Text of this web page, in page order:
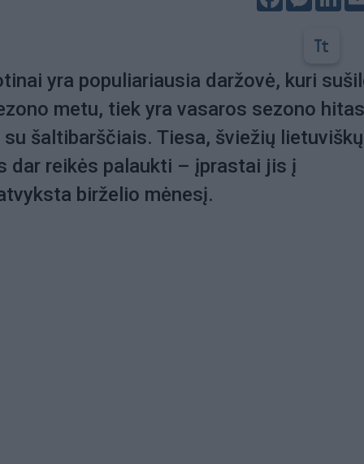
yra populiariausia daržovė, kuri
metu, tiek yra vasaros sezono
šaltibarščiais. Tiesa, šviežių lietuviškų
dar reikės palaukti – įprastai jis į
birželio mėnesį.